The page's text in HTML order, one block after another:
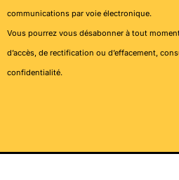
communications par voie électronique.
Vous pourrez vous désabonner à tout
d’accès, de rectification ou d’effacement,
confidentialité.